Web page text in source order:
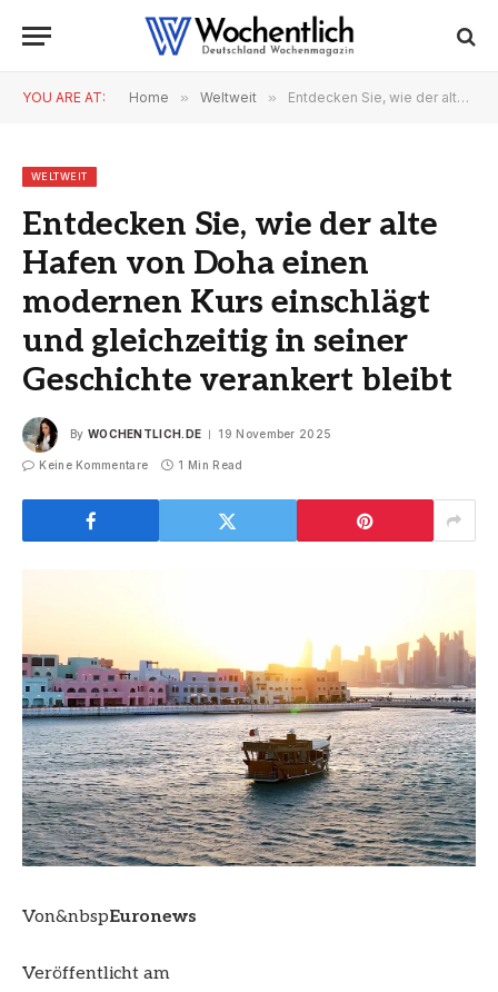
YOU ARE AT: Home » Weltweit » Entdecken Sie, wie der alte Hafen von Doha einen modernen Kurs einschlägt und gleichzeitig in seiner Geschichte verankert bleibt
WELTWEIT
Entdecken Sie, wie der alte
Hafen von Doha einen
modernen Kurs einschlägt
und gleichzeitig in seiner
Geschichte verankert bleibt
By WOCHENTLICH.DE 19 November 2025
Keine Kommentare 1 Min Read
Von&nbspEuronews
Veröffentlicht am